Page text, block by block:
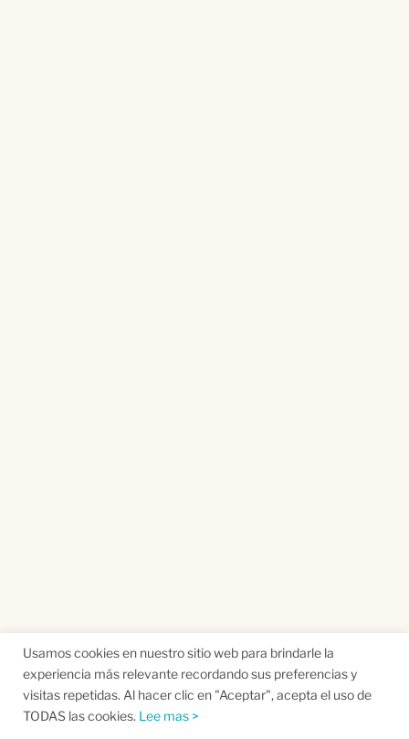
Usamos cookies en nuestro sitio web para brindarle la
experiencia más relevante recordando sus preferencias y
visitas repetidas. Al hacer clic en "Aceptar", acepta el uso de
TODAS las cookies. Lee mas >